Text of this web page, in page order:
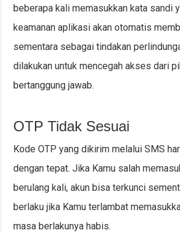
beberapa kali memasukkan kata sandi
keamanan aplikasi akan otomatis
sementara sebagai tindakan
dilakukan untuk mencegah akses dari
bertanggung jawab.
OTP Tidak Sesuai
Kode OTP yang dikirim melalui SMS
dengan tepat. Jika Kamu salah
berulang kali, akun bisa terkunci
berlaku jika Kamu terlambat
masa berlakunya habis.